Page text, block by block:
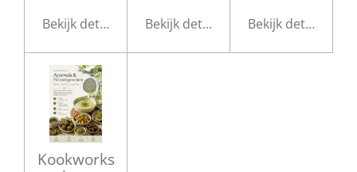
Bekijk details Bekijk details Bekijk details
Kookworks